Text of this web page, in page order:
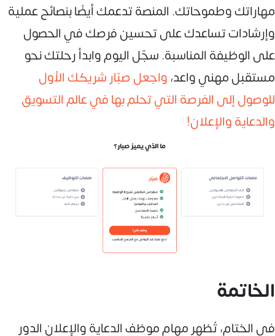
مهاراتك وطموحاتك. المنصة تدعمك أيضًا بنصائح عملية
وإرشادات تساعدك على تحسين فرصك في الحصول
على الوظيفة المناسبة. سجّل اليوم وابدأ رحلتك نحو
مستقبل مهني واعد،واجعل صبّار شريكك الأول
للوصول إلى الفرصة التي تحلم بها في عالم التسويق
والدعاية والإعلان!
الخاتمة
في الختام، تُظهر مهام موظف الدعاية والإعلان الدور